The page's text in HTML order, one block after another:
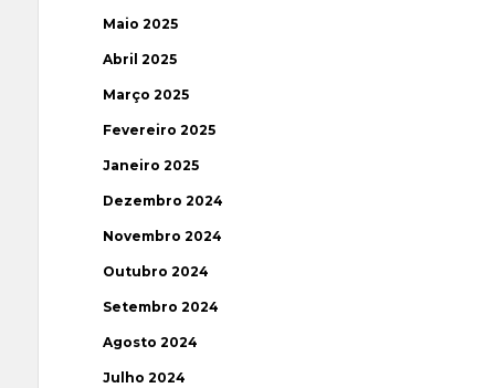
Maio 2025
Abril 2025
Março 2025
Fevereiro 2025
Janeiro 2025
Dezembro 2024
Novembro 2024
Outubro 2024
Setembro 2024
Agosto 2024
Julho 2024